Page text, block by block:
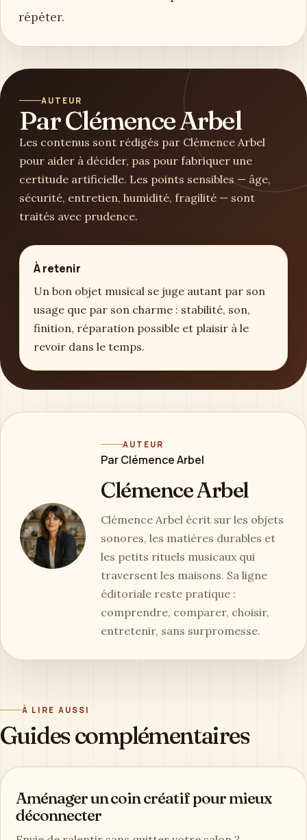
répéter.
AUTEUR
Par Clémence Arbel
Les contenus sont rédigés par Clémence Arbel
pour aider à décider, pas pour fabriquer une
certitude artificielle. Les points sensibles — âge,
sécurité, entretien, humidité, fragilité — sont
traités avec prudence.
À retenir
Un bon objet musical se juge autant par son
usage que par son charme : stabilité, son,
finition, réparation possible et plaisir à le
revoir dans le temps.
AUTEUR
Par Clémence Arbel
Clémence Arbel
Clémence Arbel écrit sur les objets
sonores, les matières durables et
les petits rituels musicaux qui
traversent les maisons. Sa ligne
éditoriale reste pratique :
comprendre, comparer, choisir,
entretenir, sans surpromesse.
À LIRE AUSSI
Guides complémentaires
Aménager un coin créatif pour mieux
déconnecter